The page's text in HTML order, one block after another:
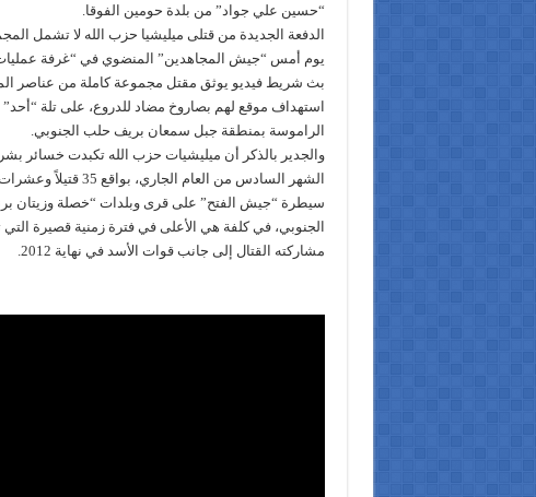
“حسين علي جواد” من بلدة حومين الفوقا.
الدفعة الجديدة من قتلى ميليشيا حزب الله لا تشمل
يوم أمس “جيش المجاهدين” المنضوي في “غرفة
بث شريط فيديو يوثق مقتل مجموعة كاملة من عناصر
استهداف موقع لهم بصاروخ مضاد للدروع، على تلة
الراموسة بمنطقة جبل سمعان بريف حلب الجنوبي.
والجدير بالذكر أن ميليشيات حزب الله تكبدت خسائر
الشهر السادس من العام
سيطرة “جيش الفتح” على قرى وبلدات “خصلة وزيتان
الجنوبي، في كلفة هي الأعلى في فترة زمنية قصيرة
مشاركته القتال إلى جانب قوات الأسد في نهاية 2012.